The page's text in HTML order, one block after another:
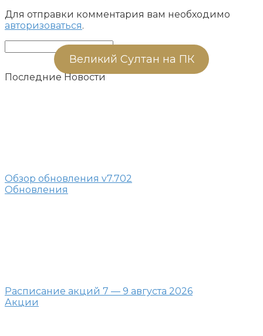
Для отправки комментария вам необходимо
авторизоваться.
Великий Султан на ПК
Последние Новости
Обзор обновления v7.702
Обновления
Расписание акций 7 — 9 августа 2026
Акции